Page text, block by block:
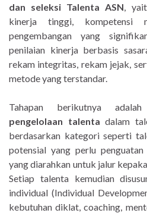
dan seleksi Talenta ASN ,
kinerja tinggi, kompetensi
pengembangan yang
penilaian kinerja berbasis
rekam integritas, rekam jejak,
metode yang terstandar.
Tahapan berikutnya
pengelolaan talenta dalam
berdasarkan kategori seperti
potensial yang perlu
yang diarahkan untuk jalur
Setiap talenta kemudian
individual (Individual
kebutuhan diklat, coaching,